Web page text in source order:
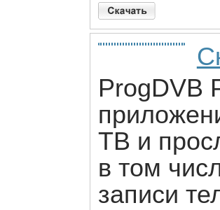
ProgDVB
ТВ и
в том
записи